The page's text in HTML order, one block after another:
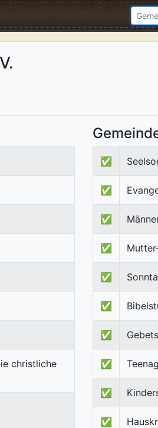
✅
✅
✅
✅
✅
✅
✅
✅
✅
✅